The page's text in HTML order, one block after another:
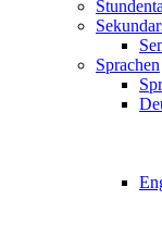
Sprachen